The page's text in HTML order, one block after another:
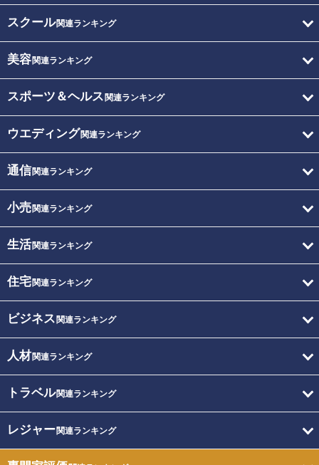
スクール関連ランキング
美容関連ランキング
スポーツ＆ヘルス 関連ランキング
ウエディング関連ランキング
通信関連ランキング
小売関連ランキング
生活関連ランキング
住宅関連ランキング
ビジネス 関連ランキング
人材関連ランキング
トラベル関連ランキング
レジャー関連ランキング